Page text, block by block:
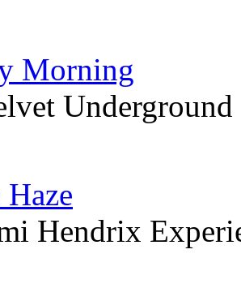
Morning
Underground
Hendrix